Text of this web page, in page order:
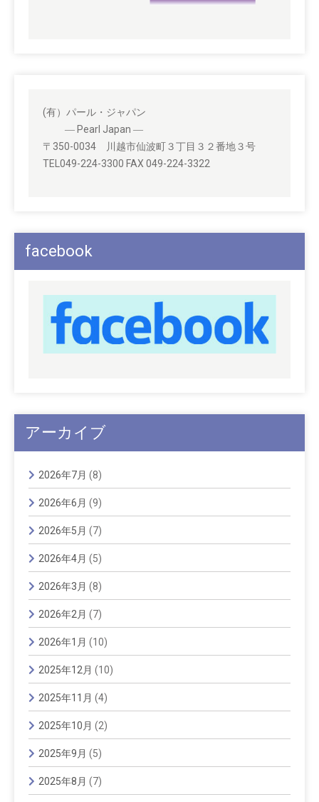
(有）パール・ジャパン
― Pearl Japan ―
〒350-0034 川越市仙波町３丁目３２番地３号
TEL049-224-3300 FAX 049-224-3322
facebook
アーカイブ
2026年7月 (8)
2026年6月 (9)
2026年5月 (7)
2026年4月 (5)
2026年3月 (8)
2026年2月 (7)
2026年1月 (10)
2025年12月 (10)
2025年11月 (4)
2025年10月 (2)
2025年9月 (5)
2025年8月 (7)